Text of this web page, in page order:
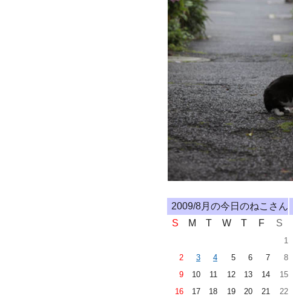
2009/8月の今日のねこさん
S
M T W T F S
1
2
3 4 5 6 7
8
9
10 11 12 13 14
15
16
17 18 19 20 21
22